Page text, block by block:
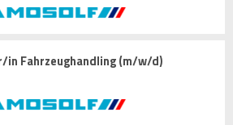
Fahrzeughandling (m/w/d)